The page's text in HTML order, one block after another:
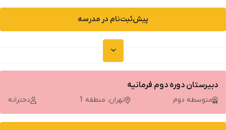
پیش‌ثبت‌نام در مدرسه
دبیرستان دوره دوم فرمانیه
متوسطه دوم تهران، منطقه 1 دخترانه